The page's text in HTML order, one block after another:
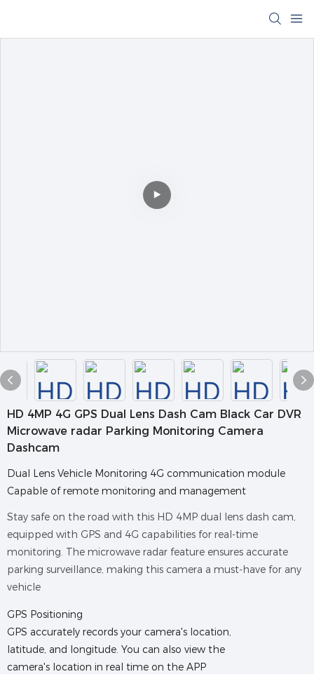
HD 4MP 4G GPS Dual Lens Dash Cam Black Car DVR
Microwave radar Parking Monitoring Camera
Dashcam
Dual Lens Vehicle Monitoring 4G communication module
Capable of remote monitoring and management
Stay safe on the road with this HD 4MP dual lens dash cam,
equipped with GPS and 4G capabilities for real-time
monitoring. The microwave radar feature ensures accurate
parking surveillance, making this camera a must-have for any
vehicle
GPS Positioning
GPS accurately records your camera's location,
latitude, and longitude. You can also view the
camera's location in real time on the APP